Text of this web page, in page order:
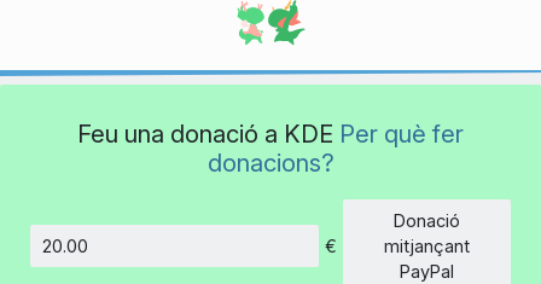
Feu una donació a KDE Per què fer
donacions?
€
Donació
mitjançant
PayPal